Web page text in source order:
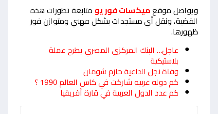
ويواصل موقعميكسات فور يو متابعة تطورات هذه
القضية، ونقل أي مستجدات بشكل مهني ومتوازن فور
ظهورها.
عاجل… البنك المركزي المصري يطرح عملة
بلاستيكية
وفاة نجل الداعية حازم شومان
كم دوله عربيه شاركت في كاس العالم 1990 ؟
كم عدد الدول العربية في قارة أفريقيا